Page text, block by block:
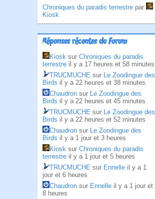
Chroniques du paradis terrestre par
Kiosk
Réponses récentes du Forum
Kiosk sur Chroniques du paradis
terrestre il y a 17 heures et 58 minutes
TRUCMUCHE sur Le Zoodingue des
Birds il y a 22 heures et 38 minutes
Chaudron sur Le Zoodingue des
Birds il y a 22 heures et 45 minutes
TRUCMUCHE sur Le Zoodingue des
Birds il y a 22 heures et 52 minutes
Chaudron sur Le Zoodingue des
Birds il y a 1 jour et 3 heures
Kiosk sur Chroniques du paradis
terrestre il y a 1 jour et 5 heures
TRUCMUCHE sur Ennelle il y a 1
jour et 6 heures
Chaudron sur Ennelle il y a 1 jour et
8 heures